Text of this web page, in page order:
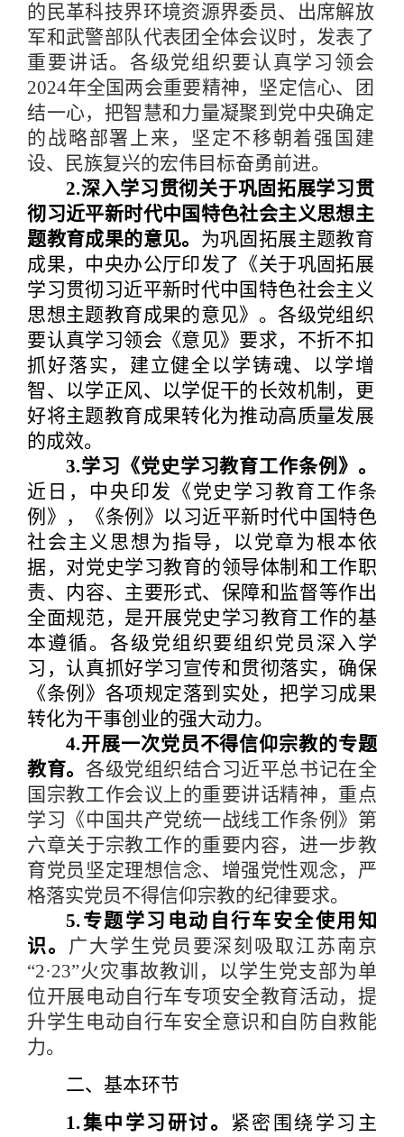
的民革科技界环境资源界委员、出席解放
军和武警部队代表团全体会议时，发表了
重要讲话。各级党组织要认真学习领会
2024年全国两会重要精神，坚定信心、团
结一心，把智慧和力量凝聚到党中央确定
的战略部署上来，坚定不移朝着强国建
设、民族复兴的宏伟目标奋勇前进。
2.深入学习贯彻关于巩固拓展学习贯
彻习近平新时代中国特色社会主义思想主
题教育成果的意见。 为巩固拓展主题教育
成果，中央办公厅印发了《关于巩固拓展
学习贯彻习近平新时代中国特色社会主义
思想主题教育成果的意见》。各级党组织
要认真学习领会《意见》要求，不折不扣
抓好落实，建立健全以学铸魂、以学增
智、以学正风、以学促干的长效机制，更
好将主题教育成果转化为推动高质量发展
的成效。
3.学习《党史学习教育工作条例》。
近日，中央印发《党史学习教育工作条
例》，《条例》以习近平新时代中国特色
社会主义思想为指导，以党章为根本依
据，对党史学习教育的领导体制和工作职
责、内容、主要形式、保障和监督等作出
全面规范，是开展党史学习教育工作的基
本遵循。各级党组织要组织党员深入学
习，认真抓好学习宣传和贯彻落实，确保
《条例》各项规定落到实处，把学习成果
转化为干事创业的强大动力。
4.开展一次党员不得信仰宗教的专题
教育。各级党组织结合习近平总书记在全
国宗教工作会议上的重要讲话精神，重点
学习《中国共产党统一战线工作条例》第
六章关于宗教工作的重要内容，进一步教
育党员坚定理想信念、增强党性观念，严
格落实党员不得信仰宗教的纪律要求。
5.专题学习电动自行车安全使用知
识。 广大学生党员要深刻吸取江苏南京
“2·23”火灾事故教训，以学生党支部为单
位开展电动自行车专项安全教育活动，提
升学生电动自行车安全意识和自防自救能
力。
二、基本环节
1.集中学习研讨。 紧密围绕学习主